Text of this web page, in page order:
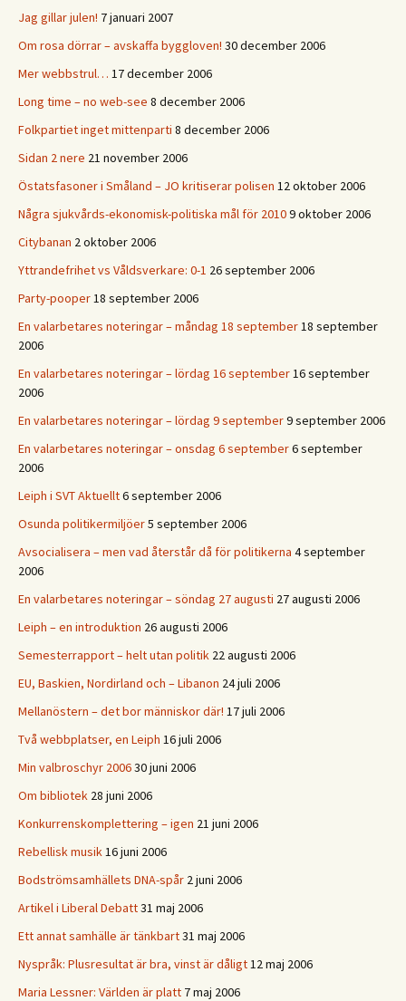
Jag gillar julen! 7 januari 2007
Om rosa dörrar – avskaffa byggloven! 30 december 2006
Mer webbstrul… 17 december 2006
Long time – no web-see 8 december 2006
Folkpartiet inget mittenparti 8 december 2006
Sidan 2 nere 21 november 2006
Östatsfasoner i Småland – JO kritiserar polisen 12 oktober 2006
Några sjukvårds-ekonomisk-politiska mål för 20109 oktober 2006
Citybanan 2 oktober 2006
Yttrandefrihet vs Våldsverkare: 0-1 26 september 2006
Party-pooper18 september 2006
En valarbetares noteringar – måndag 18 september18 september
2006
En valarbetares noteringar – lördag 16 september16 september
2006
En valarbetares noteringar – lördag 9 september9 september 2006
En valarbetares noteringar – onsdag 6 september6 september
2006
Leiph i SVT Aktuellt6 september 2006
Osunda politikermiljöer5 september 2006
Avsocialisera – men vad återstår då för politikerna 4 september
2006
En valarbetares noteringar – söndag 27 augusti 27 augusti 2006
Leiph – en introduktion 26 augusti 2006
Semesterrapport – helt utan politik 22 augusti 2006
EU, Baskien, Nordirland och – Libanon 24 juli 2006
Mellanöstern – det bor människor där! 17 juli 2006
Två webbplatser, en Leiph 16 juli 2006
Min valbroschyr 200630 juni 2006
Om bibliotek 28 juni 2006
Konkurrenskomplettering – igen 21 juni 2006
Rebellisk musik16 juni 2006
Bodströmsamhällets DNA-spår 2 juni 2006
Artikel i Liberal Debatt31 maj 2006
Ett annat samhälle är tänkbart31 maj 2006
Nyspråk: Plusresultat är bra, vinst är dåligt12 maj 2006
Maria Lessner: Världen är platt 7 maj 2006